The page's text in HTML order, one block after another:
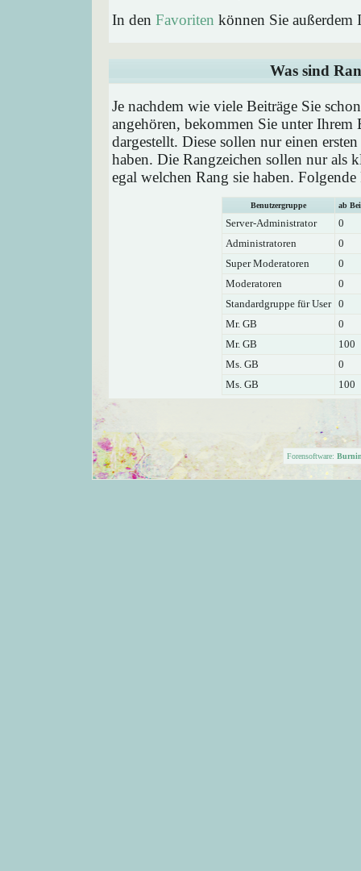
In den Favoriten können Sie
Was sind
Je nachdem wie viele Beiträge Sie
angehören, bekommen Sie unter Ihrem
dargestellt. Diese sollen nur einen
haben. Die Rangzeichen sollen nur als
egal welchen Rang sie haben.
Benutzergruppe ab
Server-Administrator
0
Administratoren
0
Super Moderatoren
0
Moderatoren
0
Standardgruppe für User 0
Mr. GB
0
Mr. GB
100
Ms. GB
0
Ms. GB
100
Forensoftware: